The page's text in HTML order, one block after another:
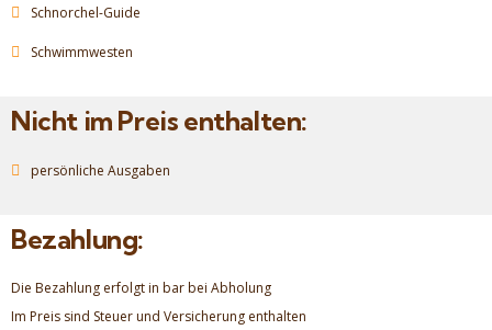
Schnorchel-Guide
Schwimmwesten
Nicht im Preis enthalten:
persönliche Ausgaben
Bezahlung:
Die Bezahlung erfolgt in bar bei Abholung
Im Preis sind Steuer und Versicherung enthalten